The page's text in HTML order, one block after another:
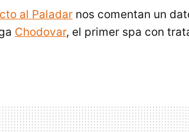
al Paladar nos comentan un
Chodovar, el primer spa con